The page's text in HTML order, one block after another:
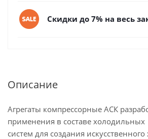
Скидки до 7% на весь
Описание
Агрегаты компрессорные АСК
применения в составе холодильных
систем для создания